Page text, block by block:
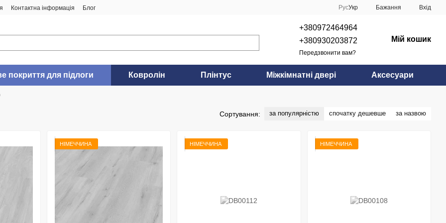
Контактна інформація Блог РусУкр Бажання Вхід
+380972464964
+380930203872
Передзвонити вам?
Мій кошик
покриття для підлоги Ковролін Плінтус Міжкімнатні двері Аксесуари
Сортування: за популярністю спочатку дешевше за назвою
НІМЕЧЧИНА НІМЕЧЧИНА НІМЕЧЧИНА